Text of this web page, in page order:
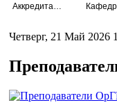
Четверг, 21 Май 2026